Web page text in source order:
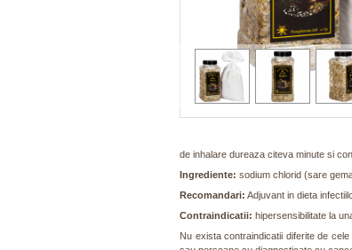
de inhalare dureaza citeva minute si
Ingrediente: sodium chlorid (sare
Recomandari: Adjuvant in dieta
Contraindicatii: hipersensibilitate la
Nu exista contraindicatii diferite de